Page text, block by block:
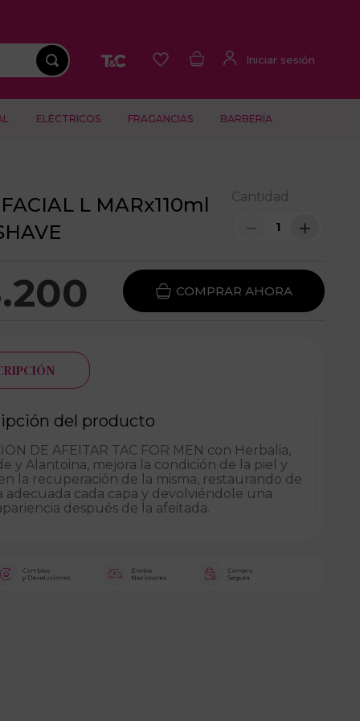
ELÉCTRICOS FRAGANCIAS BARBERÍA
L MARx110ml
Cantidad
＋
－
.200
del producto
DE AFEITAR TAC FOR MEN con Herbalia,
y Alantoina, mejora la condición de la piel y
la recuperación de la misma, restaurando de
adecuada cada capa y devolviéndole una
después de la afeitada.